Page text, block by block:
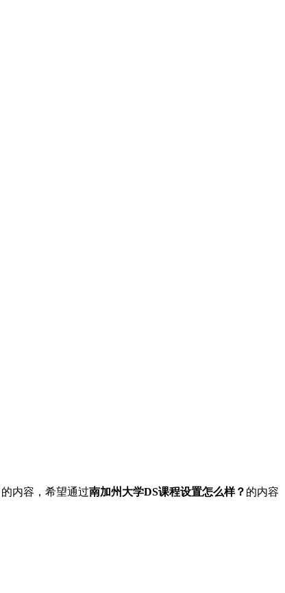
的内容，希望通过南加州大学DS课程设置怎么样？ 的内容